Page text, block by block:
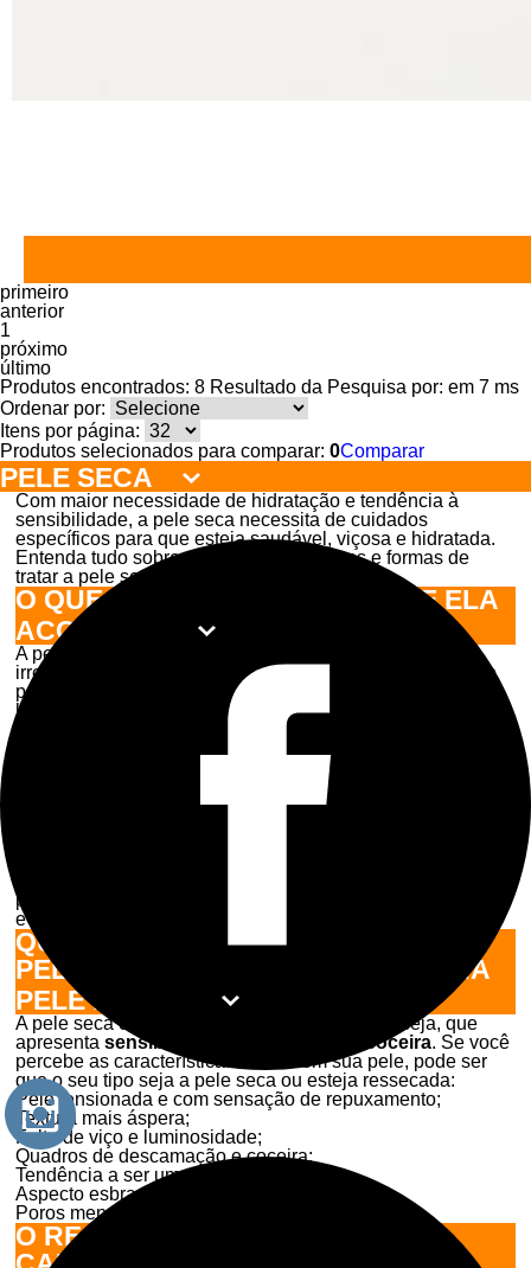
primeiro
anterior
1
próximo
último
Produtos encontrados: 8 Resultado da Pesquisa por: em 7 ms
Ordenar por:
Itens por página:
Produtos selecionados para comparar: 0Comparar
PELE SECA
Com maior necessidade de hidratação e tendência à
sensibilidade, a pele seca necessita de cuidados
específicos para que esteja saudável, viçosa e hidratada.
Entenda tudo sobre os melhores produtos e formas de
tratar a pele seca com a Dermage.
O QUE É PELE SECA? POR QUE ELA
ACONTECE?
A pele seca é um tipo de pele que apresenta uma
irregularidade nas glândulas sebáceas. O organismo não
produz naturalmente a oleosidade necessária para
lubrificar a região, causando o ressecamento característico
e fazendo com que seja necessária a reposição da
. A pele ressecada pode ocorrer em todas
Manter o tratamento correto, fazendo o skin care ideal para
por essa condição, que algumas vezes pode até mesmo
evoluir para a dermatite.
QUAIS AS CARACTERÍSTICAS DA
PELE SECA? COMO SEI QUE MINHA
PELE É SECA?
A pele seca costuma ser uma pele reativa, ou seja, que
apresentasensibilidade, vermelhidão e coceira. Se você
percebe as características abaixo em sua pele, pode ser
que o seu tipo seja a pele seca ou esteja ressecada:
Pele tensionada e com sensação de repuxamento;
Textura mais áspera;
Falta de viço e luminosidade;
Quadros de descamação e coceira;
Tendência a ser uma pele sensível;
Aspecto esbranquiçado;
Poros menos aparentes.
O RESSECAMENTO PODE SER